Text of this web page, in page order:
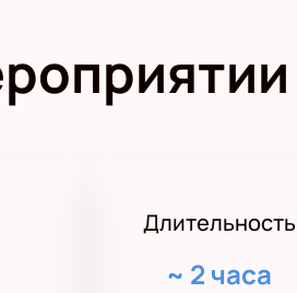
Длительность
~ 2 часа